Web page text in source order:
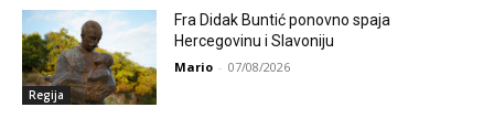
Regija
Fra Didak Buntić ponovno spaja
Hercegovinu i Slavoniju
Mario - 07/08/2026